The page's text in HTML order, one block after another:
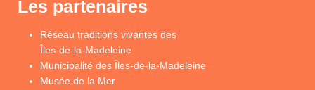
Les partenaires
Réseau traditions vivantes des
Îles-de-la-Madeleine
Municipalité des Îles-de-la-Madeleine
Musée de la Mer